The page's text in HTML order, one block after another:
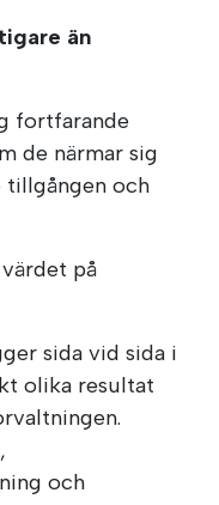
än
fortfarande
de närmar sig
och
på
sida vid sida i
olika resultat
och